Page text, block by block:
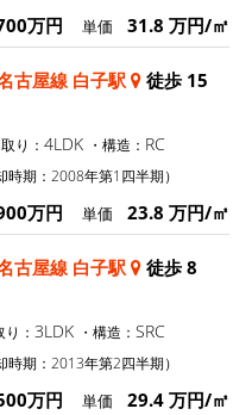
万円 単価 31.8 万円/㎡
古屋線 白子駅
徒歩 15
り： 4LDK ・構造： RC
時期：2008年第1四半期）
万円 単価 23.8 万円/㎡
古屋線 白子駅
徒歩 8
り： 3LDK ・構造： SRC
時期：2013年第2四半期）
万円 単価 29.4 万円/㎡